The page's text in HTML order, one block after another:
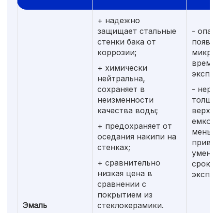
Эмаль
+ надежно
защищает стальные
стенки бака от
коррозии;
+ химически
нейтральна,
сохраняет в
неизменности
качества воды;
+ предохраняет от
оседания накипи на
стенках;
+ сравнительно
низкая цена в
сравнении с
покрытием из
стеклокерамики.
-
-
срока